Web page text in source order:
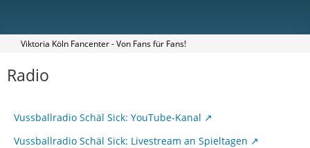
Viktoria Köln Fancenter - Von Fans für Fans!
Radio
Vussballradio Schäl Sick: YouTube-Kanal
Vussballradio Schäl Sick: Livestream an Spieltagen